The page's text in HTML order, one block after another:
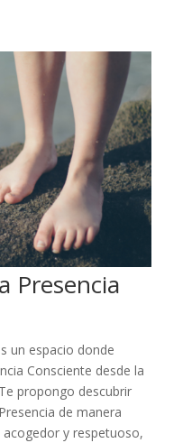
Presencia
un espacio donde
Consciente desde la
propongo descubrir
de manera
y respetuoso,